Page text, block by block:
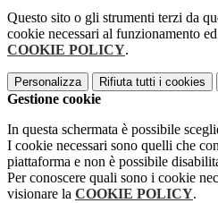
Questo sito o gli strumenti terzi da
cookie necessari al funzionamento
COOKIE POLICY.
Personalizza Rifiuta tutti i cookies
Gestione cookie
In questa schermata è possibile
I cookie necessari sono quelli che
piattaforma e non è possibile
Per conoscere quali sono i cookie
visionare la COOKIE POLICY.